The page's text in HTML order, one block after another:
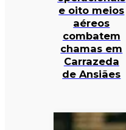
e oito meios
aéreos
combatem
chamas em
Carrazeda
de Ansiães